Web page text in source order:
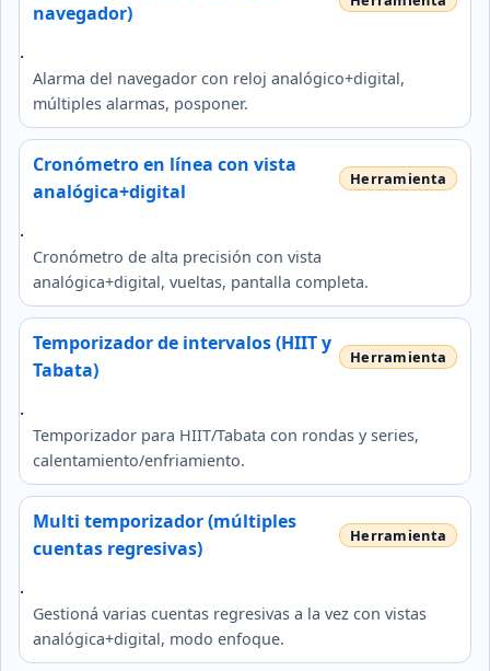
navegador)
.
Alarma del navegador con reloj analógico+digital,
múltiples alarmas, posponer.
Cronómetro en línea con vista
analógica+digital
.
Cronómetro de alta precisión con vista
analógica+digital, vueltas, pantalla completa.
Temporizador de intervalos (HIIT y
Tabata)
.
Temporizador para HIIT/Tabata con rondas y series,
calentamiento/enfriamiento.
Multi temporizador (múltiples
cuentas regresivas)
.
Gestioná varias cuentas regresivas a la vez con vistas
analógica+digital, modo enfoque.